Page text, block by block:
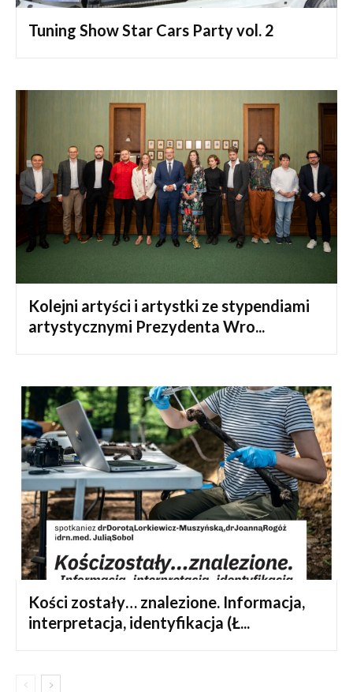
Tuning Show Star Cars Party vol. 2
Kolejni artyści i artystki ze stypendiami
artystycznymi Prezydenta Wro...
Kości zostały… znalezione. Informacja,
interpretacja, identyfikacja (Ł...